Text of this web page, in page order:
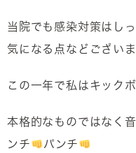
当院でも感染対策はし
気になる点などござい
この一年で私はキック
本格的なものではなく
ンチ
パンチ